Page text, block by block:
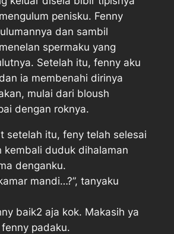
penisku. Fenny
dan sambil
spermaku yang
Setelah itu, fenny aku
ia membenahi dirinya
mulai dari bloush
dengan roknya.
setelah itu, feny telah selesai
kembali duduk dihalaman
denganku.
mandi…?”, tanyaku
baik2 aja kok. Makasih ya
fenny padaku.